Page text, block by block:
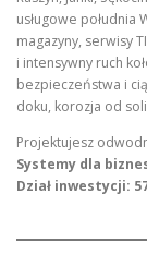
usługowe południa
magazyny, serwisy
i intensywny ruch
bezpieczeństwa i
doku, korozja od
Projektujesz
Systemy dla
Dział inwestycji: